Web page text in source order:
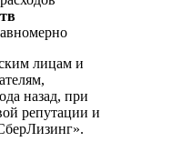
лицам и
назад, при
репутации и